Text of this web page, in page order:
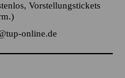
Vorstellungstickets
online.de